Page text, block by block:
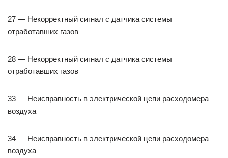
27 — Некорректный сигнал с датчика системы
отработавших газов
28 — Некорректный сигнал с датчика системы
отработавших газов
33 — Неисправность в электрической цепи расходомера
воздуха
34 — Неисправность в электрической цепи расходомера
воздуха